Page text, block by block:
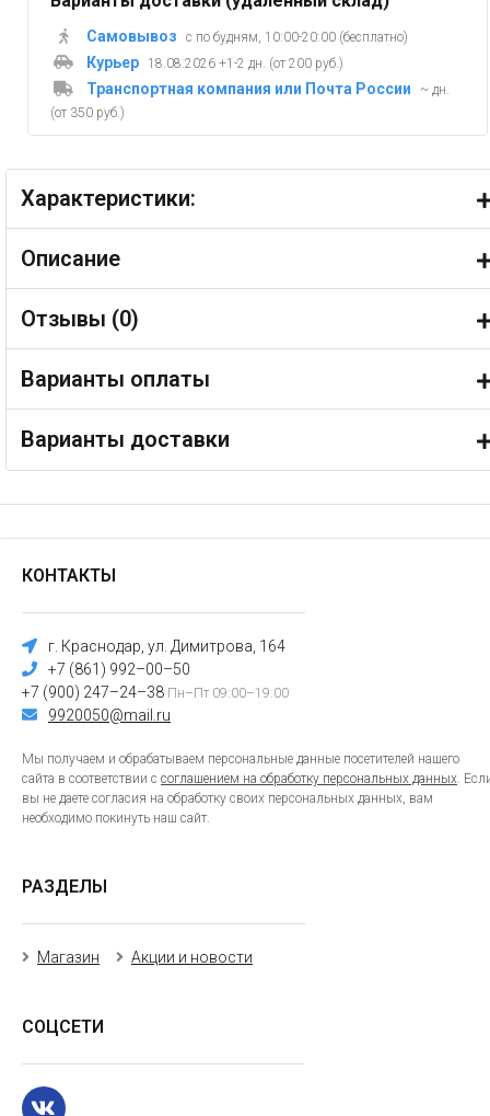
Самовывоз с по будням, 10:00-20:00 (бесплатно)
Курьер 18.08.2026 +1-2 дн. (от 200 руб.)
Транспортная компания или Почта России
~ дн.
(от 350 руб.)
Характеристики:
Описание
Отзывы (0)
Варианты оплаты
Варианты доставки
КОНТАКТЫ
г. Краснодар, ул. Димитрова, 164
+7 (861) 992–00–50
+7 (900) 247–24–38 Пн–Пт 09:00–19:00
9920050@mail.ru
Мы получаем и обрабатываем персональные данные посетителей нашего
сайта в соответствии с соглашением на обработку персональных данных.
вы не даете согласия на обработку своих персональных данных, вам
необходимо покинуть наш сайт.
РАЗДЕЛЫ
Магазин Акции и новости
СОЦСЕТИ